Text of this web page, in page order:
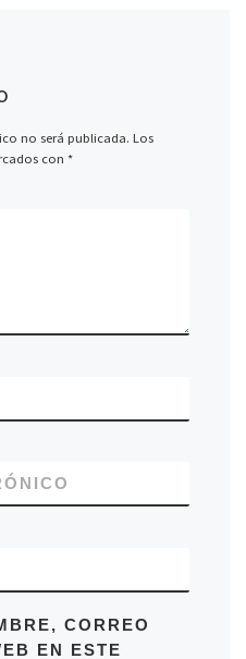
no será publicada. Los
con *
CORREO
EN ESTE